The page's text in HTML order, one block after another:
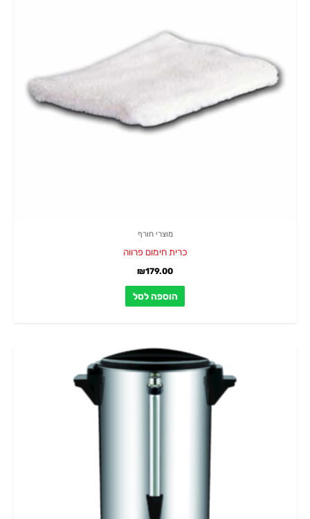
מוצרי חורף
כרית חימום פרווה
₪179.00
הוספה לסל